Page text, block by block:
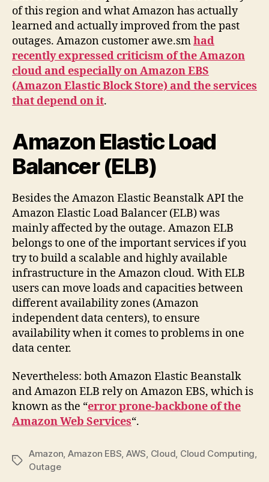
of this region and what Amazon has actually
learned and actually improved from the past
outages. Amazon customer awe.smhad
recently expressed criticism of the Amazon
cloud and especially on Amazon EBS
(Amazon Elastic Block Store) and the services
that depend on it.
Amazon Elastic Load
Balancer (ELB)
Besides the Amazon Elastic Beanstalk API the
Amazon Elastic Load Balancer (ELB) was
mainly affected by the outage. Amazon ELB
belongs to one of the important services if you
try to build a scalable and highly available
infrastructure in the Amazon cloud. With ELB
users can move loads and capacities between
different availability zones (Amazon
independent data centers), to ensure
availability when it comes to problems in one
data center.
Nevertheless: both Amazon Elastic Beanstalk
and Amazon ELB rely on Amazon EBS, which is
known as the “error prone-backbone of the
Amazon Web Services“.
Tags
Amazon, Amazon EBS, AWS, Cloud, Cloud Computing,
Outage